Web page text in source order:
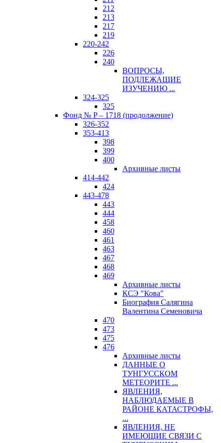
212
213
217
219
220-242
226
240
ВОПРОСЫ,
ПОДЛЕЖАЩИЕ
ИЗУЧЕНИЮ ...
324-325
325
Фонд № P – 1718 (продолжение)
326-352
353-413
398
399
400
Архивные листы
414-442
424
443-478
443
444
458
460
461
463
467
468
469
Архивные листы
КСЭ "Кова"
Биография Салягина
Валентина Семеновича
470
473
475
476
Архивные листы
ДАННЫЕ О
ТУНГУССКОМ
МЕТЕОРИТЕ ...
ЯВЛЕНИЯ,
НАБЛЮДАЕМЫЕ В
РАЙОНЕ КАТАСТРОФЫ,
...
ЯВЛЕНИЯ, НЕ
ИМЕЮЩИЕ СВЯЗИ С